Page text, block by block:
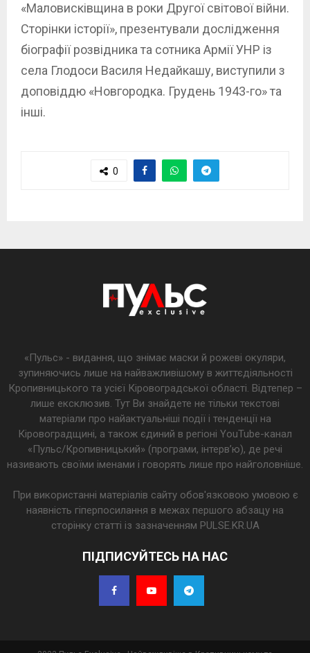
«Маловисківщина в роки Другої світової війни.
Сторінки історії», презентували дослідження
біографії розвідника та сотника Армії УНР із
села Глодоси Василя Недайкашу, виступили з
доповіддю «Новгородка. Грудень 1943-го» та
інші.
0
«Пульс» - видання, що знімає маски й рожеві окуляри,
зупиняючись лише на найважливішому в життєдіяльності
Кропивницького та усієї Кіровоградської області. Відтепер –
лише ексклюзив. Тут Ви знайдете не тільки текстові
матеріали про найактуальніші події і тенденції на
Кіровоградщині, а також єдиний в регіоні YouTube-канал
«Пульс/Кропивницький» (програми, інтерв’ю), де речі
називають своїми іменами і говорять лише про найголовніше.
При використанні матеріалів сайту обов'язковою умовою є
наявність гіперпосилання в межах першого абзацу на
сторінку статті із зазначенням PULSE.KR.UA
ПІДПИСУЙТЕСЬ НА НАС